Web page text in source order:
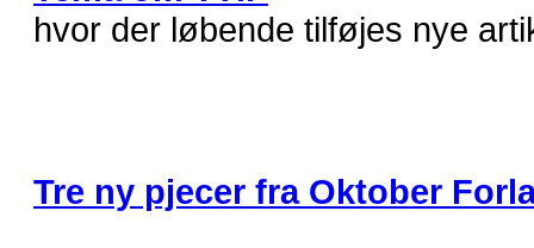
hvor der løbende tilføjes nye
Tre ny pjecer fra Oktober